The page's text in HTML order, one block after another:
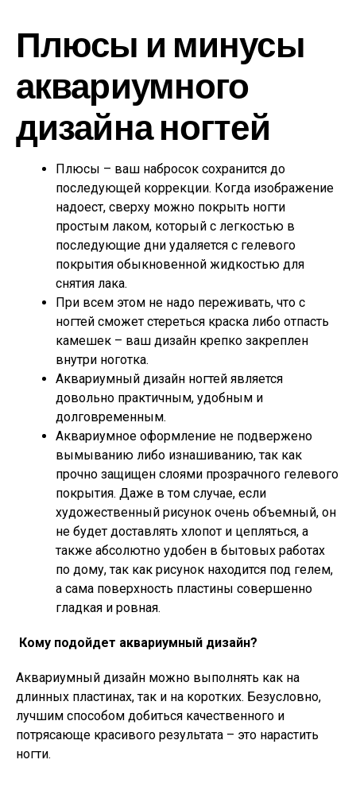
Плюсы и минусы
аквариумного
дизайна ногтей
Плюсы – ваш набросок сохранится до
последующей коррекции. Когда изображение
надоест, сверху можно покрыть ногти
простым лаком, который с легкостью в
последующие дни удаляется с гелевого
покрытия обыкновенной жидкостью для
снятия лака.
При всем этом не надо переживать, что с
ногтей сможет стереться краска либо отпасть
камешек – ваш дизайн крепко закреплен
внутри ноготка.
Аквариумный дизайн ногтей является
довольно практичным, удобным и
долговременным.
Аквариумное оформление не подвержено
вымыванию либо изнашиванию, так как
прочно защищен слоями прозрачного гелевого
покрытия. Даже в том случае, если
художественный рисунок очень объемный, он
не будет доставлять хлопот и цепляться, а
также абсолютно удобен в бытовых работах
по дому, так как рисунок находится под гелем,
а сама поверхность пластины совершенно
гладкая и ровная.
Кому подойдет аквариумный дизайн?
Аквариумный дизайн можно выполнять как на
длинных пластинах, так и на коротких. Безусловно,
лучшим способом добиться качественного и
потрясающе красивого результата – это нарастить
ногти.